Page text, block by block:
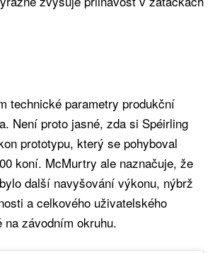
technické parametry produkční
Není proto jasné, zda si Spéirling
prototypu, který se pohyboval
koní. McMurtry ale naznačuje, že
další navyšování výkonu, nýbrž
a celkového uživatelského
závodním okruhu.